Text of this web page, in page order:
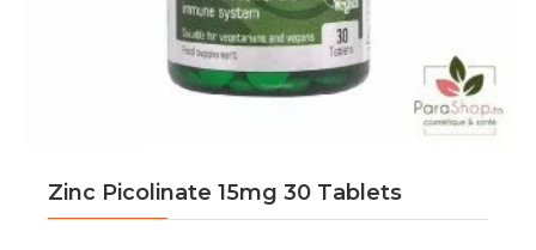
Zinc Picolinate 15mg 30 Tablets